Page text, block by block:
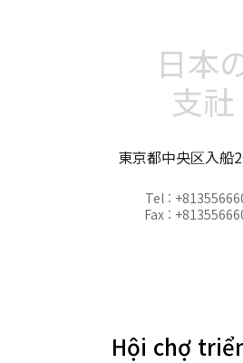
日本
支社
東京都中央区入船
Tel :
Fax :
Hội chợ